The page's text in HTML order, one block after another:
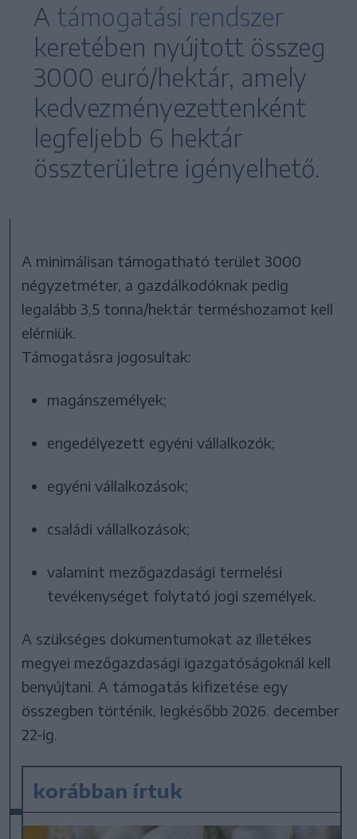
A támogatási rendszer
keretében nyújtott összeg
3000 euró/hektár, amely
kedvezményezettenként
legfeljebb 6 hektár
összterületre igényelhető.
A minimálisan támogatható terület 3000
négyzetméter, a gazdálkodóknak pedig
legalább 3,5 tonna/hektár terméshozamot kell
elérniük.
Támogatásra jogosultak:
magánszemélyek;
engedélyezett egyéni vállalkozók;
egyéni vállalkozások;
családi vállalkozások;
valamint mezőgazdasági termelési
tevékenységet folytató jogi személyek.
A szükséges dokumentumokat az illetékes
megyei mezőgazdasági igazgatóságoknál kell
benyújtani. A támogatás kifizetése egy
összegben történik, legkésőbb 2026. december
22-ig.
korábban írtuk